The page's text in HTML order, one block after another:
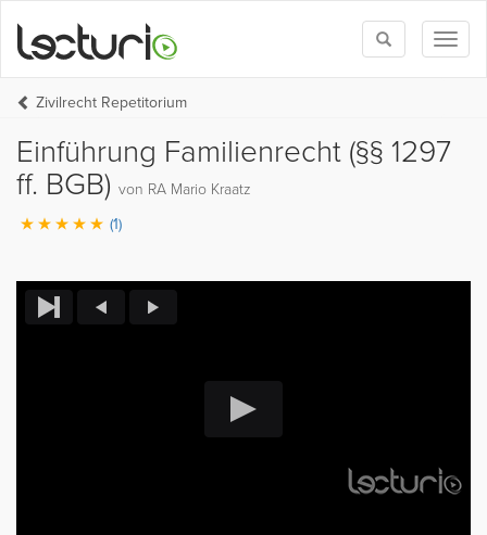
Toggle
search
Zivilrecht Repetitorium
Einführung Familienrecht (§§ 1297
ff. BGB) von RA Mario Kraatz
(1)